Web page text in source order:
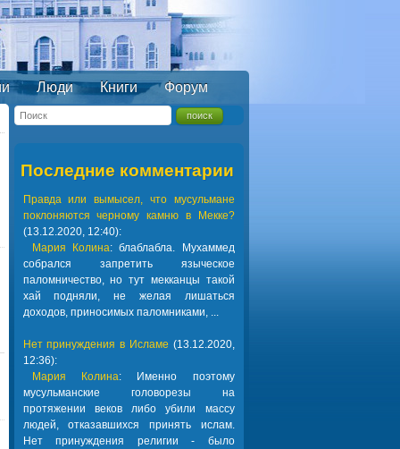
Люди Книги Форум
Последние комментарии
Правда или вымысел, что мусульмане
поклоняются черному камню в Мекке?
(13.12.2020, 12:40):
Мария Колина: блаблабла. Мухаммед
собрался запретить языческое
паломничество, но тут мекканцы такой
хай подняли, не желая лишаться
доходов, приносимых паломниками, ...
Нет принуждения в Исламе (13.12.2020,
12:36):
Мария Колина: Именно поэтому
мусульманские головорезы на
протяжении веков либо убили массу
людей, отказавшихся принять ислам.
Нет принуждения религии - было